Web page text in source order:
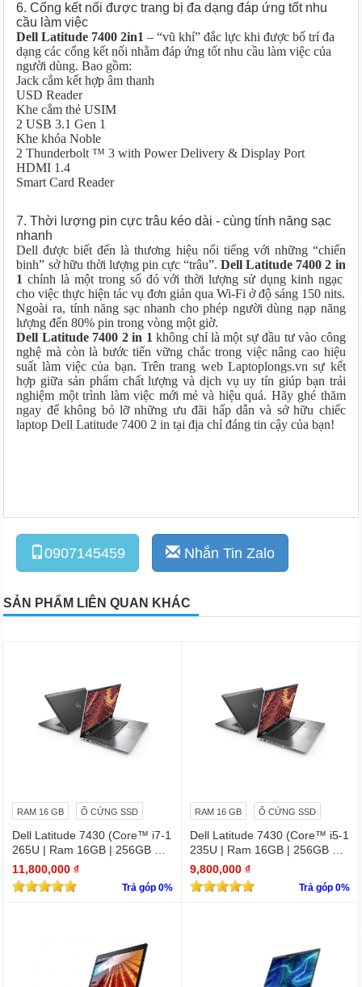
6. Cổng kết nối được trang bị đa dạng đáp ứng tốt nhu
cầu làm việc
Dell Latitude 7400 2in1 – “vũ khí” đắc lực khi được bố trí đa
dạng các cổng kết nối nhằm đáp ứng tốt nhu cầu làm việc của
người dùng. Bao gồm:
Jack cắm kết hợp âm thanh
USD Reader
Khe cắm thẻ USIM
2 USB 3.1 Gen 1
Khe khóa Noble
2 Thunderbolt ™ 3 with Power Delivery & Display Port
HDMI 1.4
Smart Card Reader
7. Thời lượng pin cực trâu kéo dài - cùng tính năng sạc
nhanh
Dell được biết đến là thương hiệu nổi tiếng với những “chiến
binh” sở hữu thời lượng pin cực “trâu”.Dell Latitude 7400 2 in
1 chính là một trong số đó với thời lượng sử dụng kinh ngạc
cho việc thực hiện tác vụ đơn giản qua Wi-Fi ở độ sáng 150 nits.
Ngoài ra, tính năng sạc nhanh cho phép người dùng nạp năng
lượng đến 80% pin trong vòng một giờ.
Dell Latitude 7400 2 in 1 không chỉ là một sự đầu tư vào công
nghệ mà còn là bước tiến vững chắc trong việc nâng cao hiệu
suất làm việc của bạn. Trên trang web Laptoplongs.vn sự kết
hợp giữa sản phẩm chất lượng và dịch vụ uy tín giúp bạn trải
nghiệm một trình làm việc mới mẻ và hiệu quả. Hãy ghé thăm
ngay để không bỏ lỡ những ưu đãi hấp dẫn và sở hữu chiếc
laptop Dell Latitude 7400 2 in tại địa chỉ đáng tin cậy của bạn!
0907145459 Nhắn Tin Zalo
SẢN PHẨM LIÊN QUAN KHÁC
RAM 16 GB Ổ CỨNG SSD
Dell Latitude 7430 (Core™ i7-1
265U | Ram 16GB | 256GB SS
D | 14.0inch FHD)
11,800,000 ₫
Trả góp 0%
RAM 16 GB Ổ CỨNG SSD
Dell Latitude 7430 (Core™ i5-1
235U | Ram 16GB | 256GB SS
D | 14.0inch FHD)
9,800,000 ₫
Trả góp 0%